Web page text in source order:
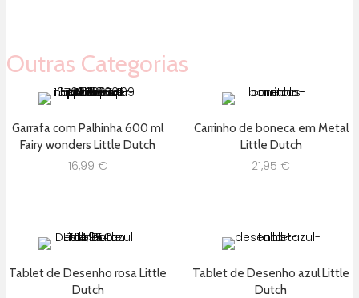
Outras Categorias
Garrafa com Palhinha 600 ml
Fairy wonders Little Dutch
16,99 €
Carrinho de boneca em Metal
Little Dutch
21,95 €
Tablet de Desenho rosa Little
Dutch
Tablet de Desenho azul Little
Dutch